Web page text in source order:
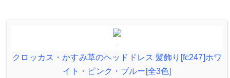
クロッカス・かすみ草のヘッドドレス 髪飾り[fc247]ホワ
イト・ピンク・ブルー[全3色]